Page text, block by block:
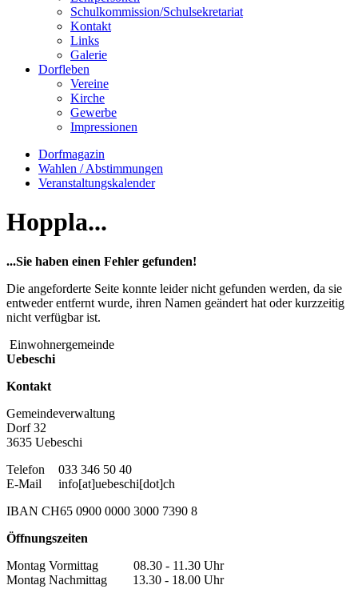
Schulkommission/Schulsekretariat
Kontakt
Links
Galerie
Dorfleben
Vereine
Kirche
Gewerbe
Impressionen
Dorfmagazin
Wahlen / Abstimmungen
Veranstaltungskalender
Hoppla...
...Sie haben einen Fehler gefunden!
Die angeforderte Seite konnte leider nicht gefunden werden, da sie
entweder entfernt wurde, ihren Namen geändert hat oder kurzzeitig
nicht verfügbar ist.
Einwohnergemeinde
Uebeschi
Kontakt
Gemeindeverwaltung
Dorf 32
3635 Uebeschi
Telefon
033 346 50 40
E-Mail
info[at]uebeschi[dot]ch
IBAN CH65 0900 0000 3000 7390 8
Öffnungszeiten
Montag Vormittag 08.30 - 11.30 Uhr
Montag Nachmittag 13.30 - 18.00 Uhr